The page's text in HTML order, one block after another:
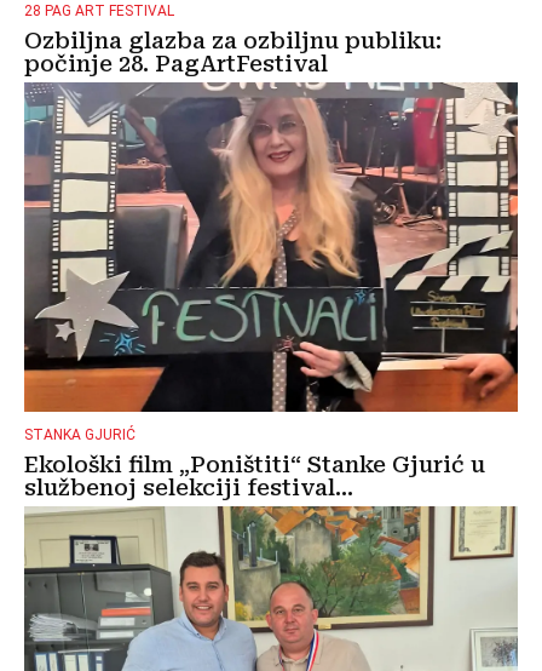
28 PAG ART FESTIVAL
Ozbiljna glazba za ozbiljnu publiku:
počinje 28. PagArtFestival
STANKA GJURIĆ
Ekološki film „Poništiti“ Stanke Gjurić u
službenoj selekciji festival...